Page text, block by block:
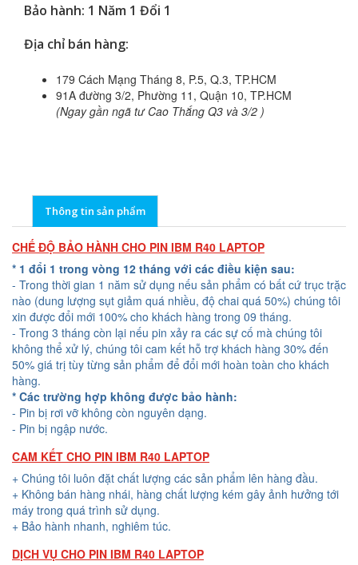
Bảo hành: 1 Năm 1 Đổi 1
Địa chỉ bán hàng:
179 Cách Mạng Tháng 8, P.5, Q.3, TP.HCM
91A đường 3/2, Phường 11, Quận 10, TP.HCM
(Ngay gần ngã tư Cao Thắng Q3 và 3/2 )
Thông tin sản phẩm
CHẾ ĐỘ BẢO HÀNH CHO PIN IBM R40 LAPTOP
* 1 đổi 1 trong vòng 12 tháng với các điều kiện sau:
- Trong thời gian 1 năm sử dụng nếu sản phẩm có bất cứ trục trặc
nào (dung lượng sụt giảm quá nhiều, độ chai quá 50%) chúng tôi
xin được đổi mới 100% cho khách hàng trong 09 tháng.
- Trong 3 tháng còn lại nếu pin xảy ra các sự cố mà chúng tôi
không thể xử lý, chúng tôi cam kết hỗ trợ khách hàng 30% đến
50% giá trị tùy từng sản phẩm để đổi mới hoàn toàn cho khách
hàng.
* Các trường hợp không được bảo hành:
- Pin bị rơi vỡ không còn nguyên dạng.
- Pin bị ngập nước.
CAM KẾT CHO PIN IBM R40 LAPTOP
+ Chúng tôi luôn đặt chất lượng các sản phẩm lên hàng đầu.
+ Không bán hàng nhái, hàng chất lượng kém gây ảnh hưởng tới
máy trong quá trình sử dụng.
+ Bảo hành nhanh, nghiêm túc.
DỊCH VỤ CHO PIN IBM R40 LAPTOP